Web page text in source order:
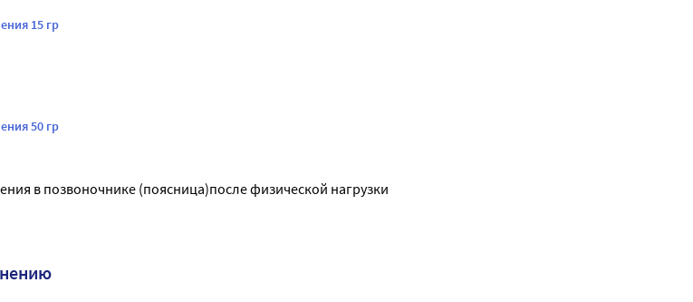
15 гр
50 гр
в позвоночнике (поясница)после физической нагрузки